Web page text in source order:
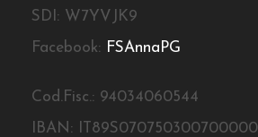
SDI: W7YVJK9
Facebook: FSAnnaPG
Cod.Fisc.: 94034060544
IBAN: